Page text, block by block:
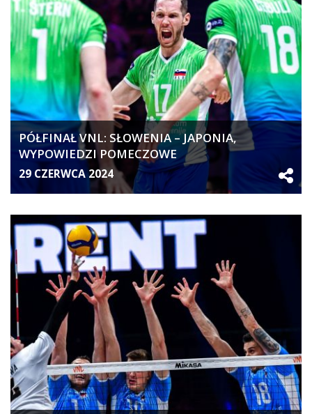
PÓŁFINAŁ VNL: SŁOWENIA – JAPONIA,
WYPOWIEDZI POMECZOWE
29 CZERWCA 2024